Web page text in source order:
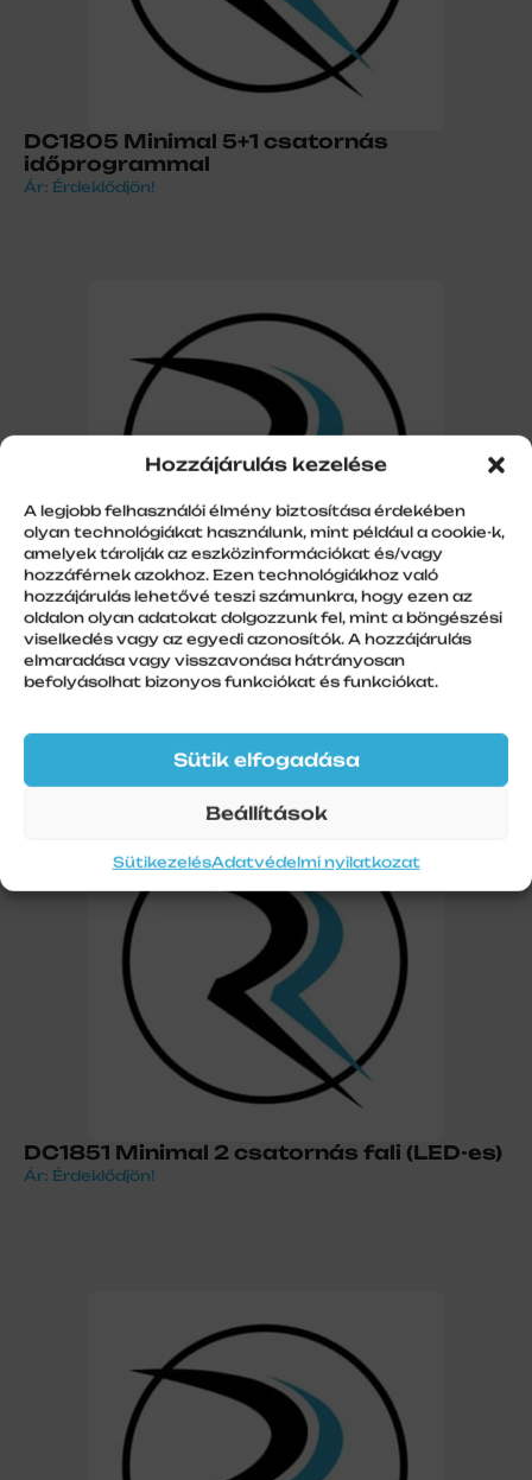
Hozzájárulás kezelése
A legjobb felhasználói élmény biztosítása érdekében
olyan technológiákat használunk, mint például a cookie-k,
amelyek tárolják az eszközinformációkat és/vagy
hozzáférnek azokhoz. Ezen technológiákhoz való
hozzájárulás lehetővé teszi számunkra, hogy ezen az
oldalon olyan adatokat dolgozzunk fel, mint a böngészési
viselkedés vagy az egyedi azonosítók. A hozzájárulás
elmaradása vagy visszavonása hátrányosan
befolyásolhat bizonyos funkciókat és funkciókat.
Sütik elfogadása
Beállítások
SütikezelésAdatvédelmi nyilatkozat
DC1805 Minimal 5+1 csatornás
időprogrammal
Ár: Érdeklődjön!
DC1850 Minimal 1 csatornás fali (LED-es)
Ár: Érdeklődjön!
DC1851 Minimal 2 csatornás fali (LED-es)
Ár: Érdeklődjön!